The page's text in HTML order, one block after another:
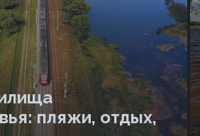
пляжи, отдых,